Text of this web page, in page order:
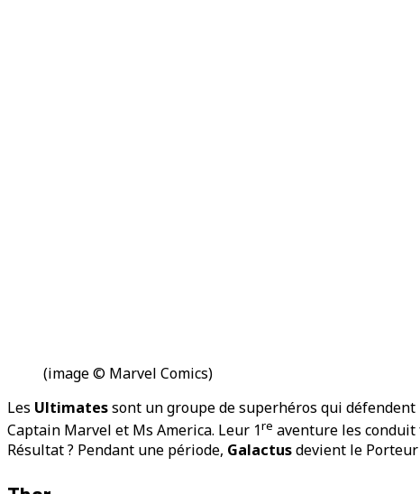
(image © Marvel Comics)
Les Ultimatessont un groupe de superhéros qui défendent
Captain Marvel et Ms America. Leur 1re aventure les conduit
Résultat ? Pendant une période, Galactusdevient le